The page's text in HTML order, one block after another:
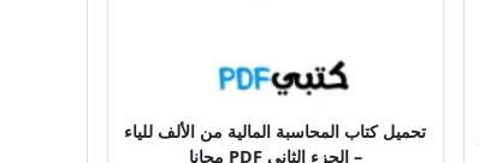
تحميل كتاب المحاسبة المالية من الألف للياء
– الجزء الثاني PDF مجانا